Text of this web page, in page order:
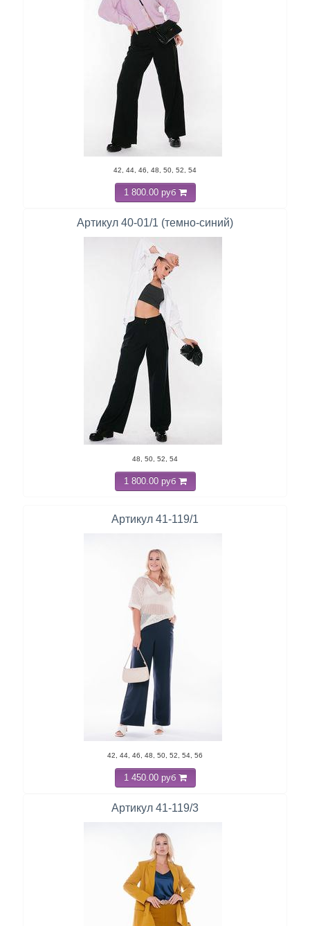
42, 44, 46, 48, 50, 52, 54
1 800.00 руб
Артикул 40-01/1 (темно-синий)
48, 50, 52, 54
1 800.00 руб
Артикул 41-119/1
42, 44, 46, 48, 50, 52, 54, 56
1 450.00 руб
Артикул 41-119/3